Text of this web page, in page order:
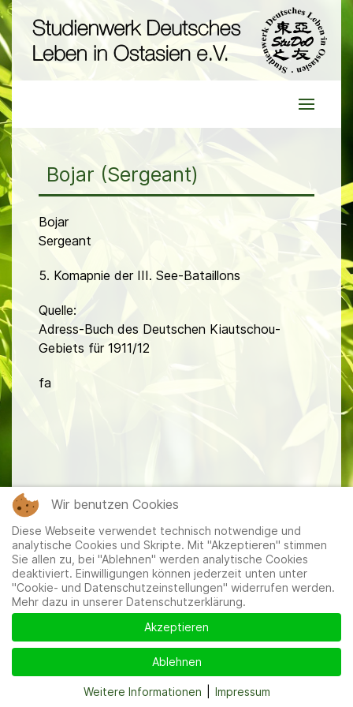
Bojar (Sergeant)
Bojar
Sergeant
5. Komapnie der III. See-Bataillons
Quelle:
Adress-Buch des Deutschen Kiautschou-
Gebiets für 1911/12
fa
Mitglieder| Impressum|Datenschutzerklärung
Wir benutzen Cookies
Diese Webseite verwendet technisch notwendige und
analytische Cookies und Skripte. Mit "Akzeptieren" stimmen
Sie allen zu, bei "Ablehnen" werden analytische Cookies
deaktiviert. Einwilligungen können jederzeit unten unter
"Cookie- und Datenschutzeinstellungen" widerrufen werden.
Mehr dazu in unserer Datenschutzerklärung.
Akzeptieren
Ablehnen
Weitere Informationen Impressum